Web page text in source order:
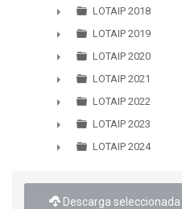
►
►
LOTAIP 2018
►
LOTAIP 2019
►
LOTAIP 2020
►
LOTAIP 2021
►
LOTAIP 2022
►
LOTAIP 2023
LOTAIP 2024
Descarga seleccionada